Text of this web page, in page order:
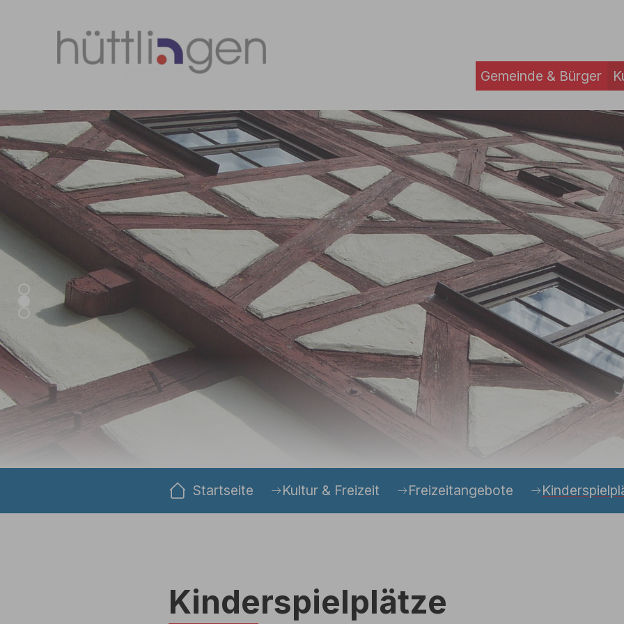
Gemeinde & Bürger
Startseite
Kultur & Freizeit Freizeitangebote
Kinderspielplätze